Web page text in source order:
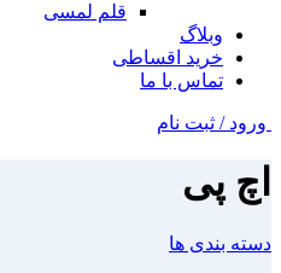
قلم لمسی
وبلاگ
خرید اقساطی
تماس با ما
ورود / ثبت نام
اچ پی
دسته بندی ها